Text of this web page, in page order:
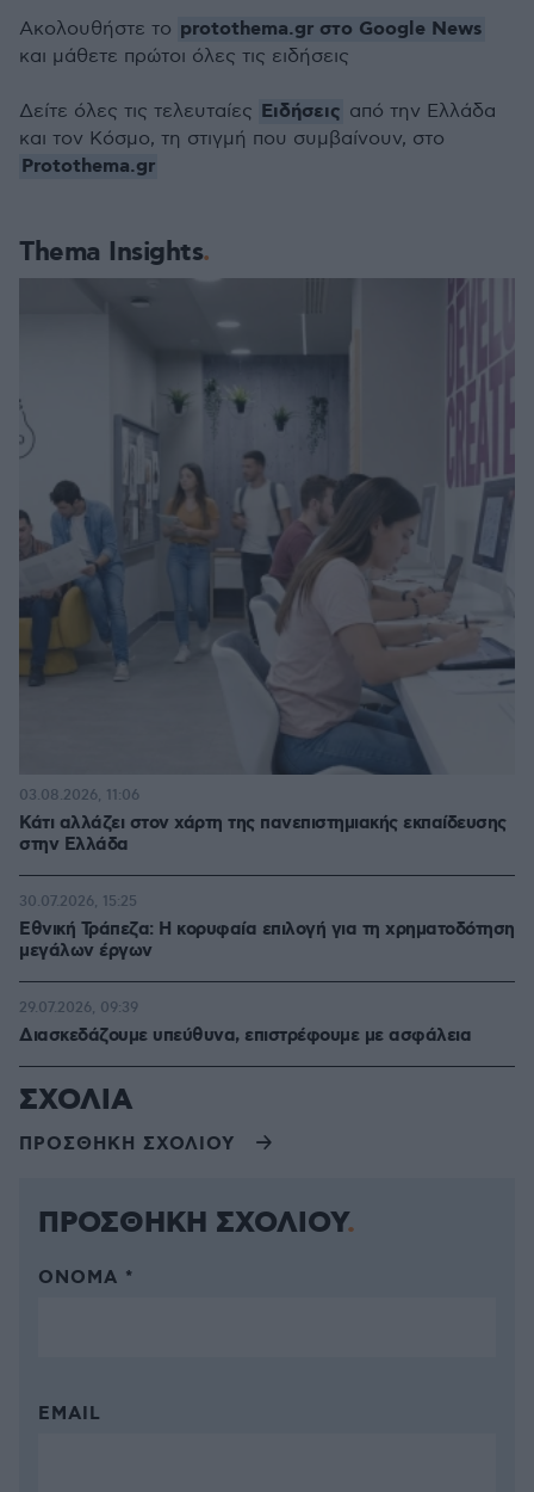
Thema Insights
Κάτι αλλάζει στον χάρτη της πανεπιστημιακής εκπαίδευσης
στην Ελλάδα
03.08.2026, 11:06
Εθνική Τράπεζα: Η κορυφαία επιλογή για τη χρηματοδότηση
μεγάλων έργων
30.07.2026, 15:25
Διασκεδάζουμε υπεύθυνα, επιστρέφουμε με ασφάλεια
29.07.2026, 09:39
Ακολουθήστε το protothema.gr στο Google News
και μάθετε πρώτοι όλες τις ειδήσεις
Δείτε όλες τις τελευταίες Ειδήσεις από την Ελλάδα
και τον Κόσμο, τη στιγμή που συμβαίνουν, στο
Protothema.gr
ΣΧΟΛΙΑ
ΠΡΟΣΘΗΚΗ ΣΧΟΛΙΟΥ
ΠΡΟΣΘΗΚΗ ΣΧΟΛΙΟΥ
ΌΝΟΜΑ *
EMAIL